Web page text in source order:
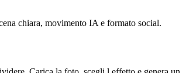
chiara, movimento IA e formato social.